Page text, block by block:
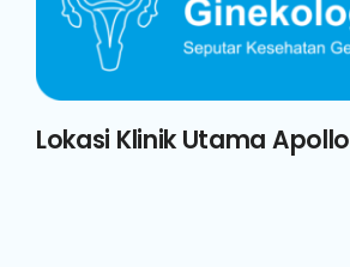
Lokasi Klinik Utama Apollo